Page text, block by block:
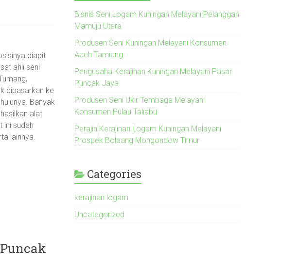
diapit
ahli seni
dipasarkan ke
Banyak
alat
ini sudah
lainnya.
Bisnis Seni Logam Kuningan Melayani Pelanggan
Mamuju Utara
Produsen Seni Kuningan Melayani Konsumen
Aceh Tamiang
Pengusaha Kerajinan Kuningan Melayani Pasar
Puncak Jaya
Produsen Seni Ukir Tembaga Melayani
Konsumen Pulau Taliabu
Perajin Kerajinan Logam Kuningan Melayani
Prospek Bolaang Mongondow Timur
Categories
kerajinan logam
Uncategorized